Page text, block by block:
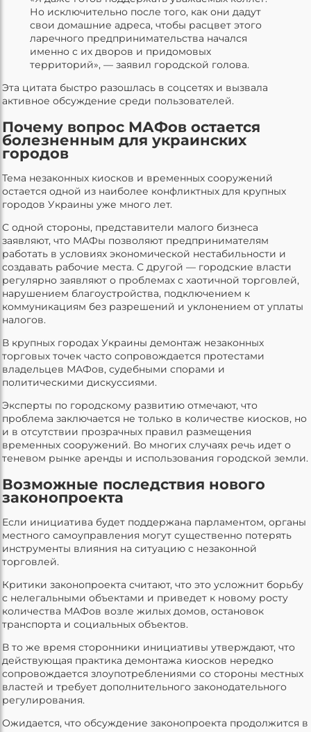
Но исключительно после того, как они дадут
свои домашние адреса, чтобы расцвет этого
ларечного предпринимательства начался
именно с их дворов и придомовых
территорий», — заявил городской голова.
Эта цитата быстро разошлась в соцсетях и вызвала
активное обсуждение среди пользователей.
Почему вопрос МАФов остается
болезненным для украинских
городов
Тема незаконных киосков и временных сооружений
остается одной из наиболее конфликтных для крупных
городов Украины уже много лет.
С одной стороны, представители малого бизнеса
заявляют, что МАФы позволяют предпринимателям
работать в условиях экономической нестабильности и
создавать рабочие места. С другой — городские власти
регулярно заявляют о проблемах с хаотичной торговлей,
нарушением благоустройства, подключением к
коммуникациям без разрешений и уклонением от уплаты
налогов.
В крупных городах Украины демонтаж незаконных
торговых точек часто сопровождается протестами
владельцев МАФов, судебными спорами и
политическими дискуссиями.
Эксперты по городскому развитию отмечают, что
проблема заключается не только в количестве киосков, но
и в отсутствии прозрачных правил размещения
временных сооружений. Во многих случаях речь идет о
теневом рынке аренды и использования городской земли.
Возможные последствия нового
законопроекта
Если инициатива будет поддержана парламентом, органы
местного самоуправления могут существенно потерять
инструменты влияния на ситуацию с незаконной
торговлей.
Критики законопроекта считают, что это усложнит борьбу
с нелегальными объектами и приведет к новому росту
количества МАФов возле жилых домов, остановок
транспорта и социальных объектов.
В то же время сторонники инициативы утверждают, что
действующая практика демонтажа киосков нередко
сопровождается злоупотреблениями со стороны местных
властей и требует дополнительного законодательного
регулирования.
Ожидается, что обсуждение законопроекта продолжится в